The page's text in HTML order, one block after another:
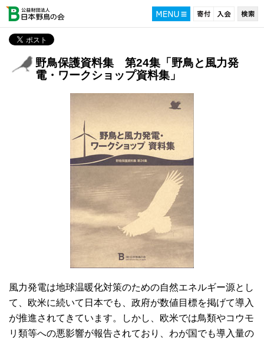
野鳥保護資料集 第24集「野鳥と風力発
電・ワークショップ資料集」
風力発電は地球温暖化対策のための自然エネルギー源とし
て、欧米に続いて日本でも、政府が数値目標を掲げて導入
が推進されてきています。しかし、欧米では鳥類やコウモ
リ類等への悪影響が報告されており、わが国でも導入量の